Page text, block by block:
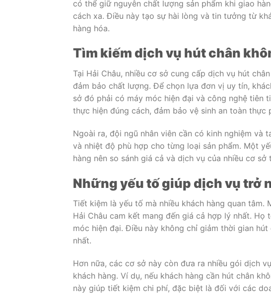
có thể giữ nguyên chất lượng sản phẩm khi giao
cách xa. Điều này tạo sự hài lòng và tin tưởng từ
hàng hóa.
Tìm kiếm dịch vụ hút chân
Tại Hải Châu, nhiều cơ sở cung cấp dịch vụ hút
đảm bảo chất lượng. Để chọn lựa đơn vị uy tín,
sở đó phải có máy móc hiện đại và công nghệ tiên
thực hiện đúng cách, đảm bảo vệ sinh an toàn thực
Ngoài ra, đội ngũ nhân viên cần có kinh nghiệm và
và nhiệt độ phù hợp cho từng loại sản phẩm. Một
hàng nên so sánh giá cả và dịch vụ của nhiều cơ
Những yếu tố giúp dịch vụ trở
Tiết kiệm là yếu tố mà nhiều khách hàng quan
Hải Châu cam kết mang đến giá cả hợp lý nhất.
móc hiện đại. Điều này không chỉ giảm thời gian
nhất.
Hơn nữa, các cơ sở này còn đưa ra nhiều gói dịch
khách hàng. Ví dụ, nếu khách hàng cần hút chân
này giúp tiết kiệm chi phí, đặc biệt là đối với các